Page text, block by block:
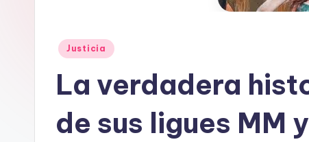
Publicado
Justicia
La verdadera
de sus ligues MM